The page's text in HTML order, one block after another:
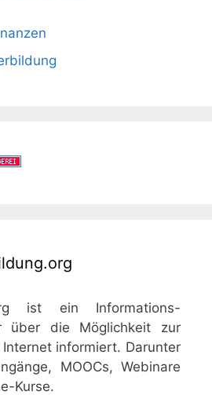
ist ein Informations-
über die Möglichkeit zur
informiert. Darunter
MOOCs, Webinare
Kurse.